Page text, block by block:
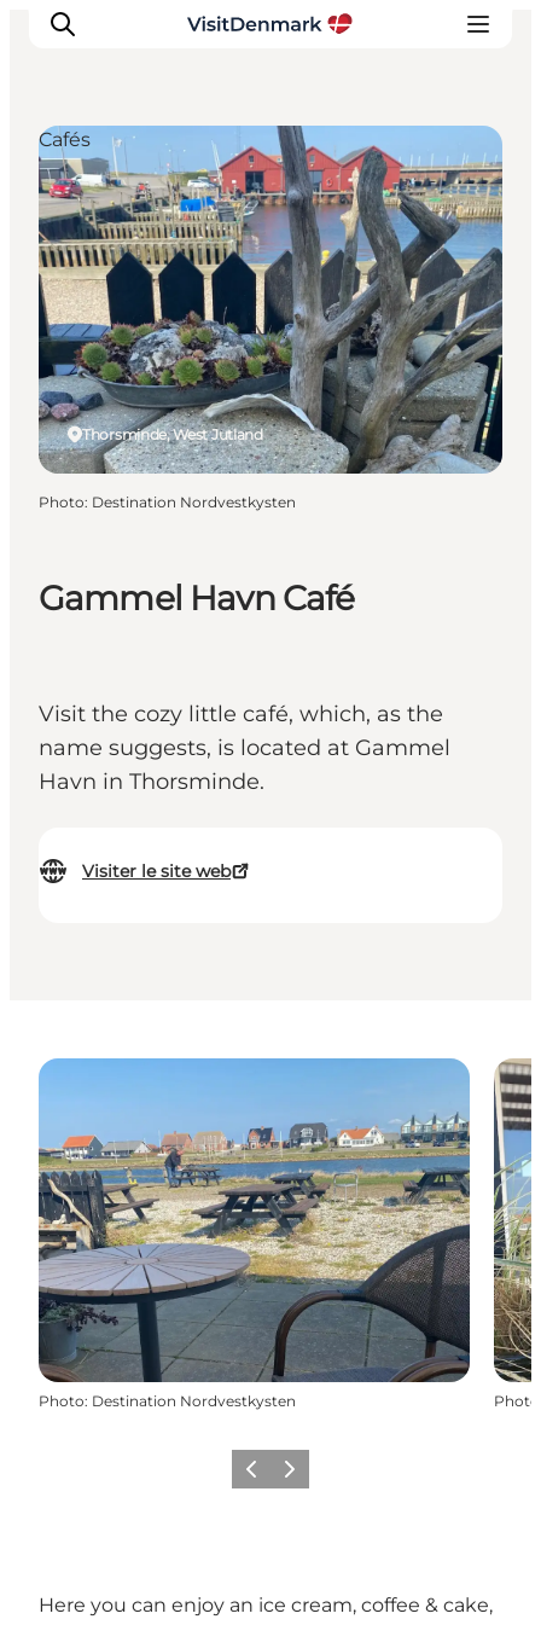
Inspirations
Destinations
Quoi faire
Hébergements
Planifiez votre voyage
Gammel Havn Café
Visit the cozy little café, which, as the
name suggests, is located at Gammel
Havn in Thorsminde.
Visiter le site web
Thorsminde, West Jutland
Cafés
Photo: Destination Nordvestkysten
Photo: Destination Nordvestkysten Photo
PrécédentSuivant
Here you can enjoy an ice cream, coffee & cake,